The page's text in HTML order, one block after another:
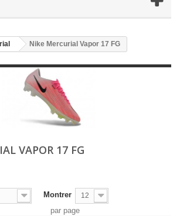
Nike Mercurial Vapor 17 FG
VAPOR 17 FG
Montrer 12
par page